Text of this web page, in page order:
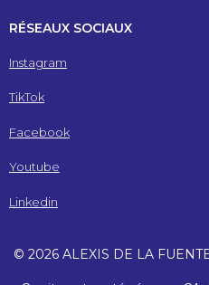
RÉSEAUX SOCIAUX
Instagram
TikTok
Facebook
Youtube
Linkedin
© 2026 ALEXIS DE LA